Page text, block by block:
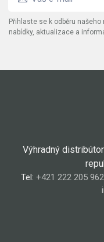
Přihlaste se k odběru
nabídky, aktualizace a
Výhradný
Tel: +421 222 205 962